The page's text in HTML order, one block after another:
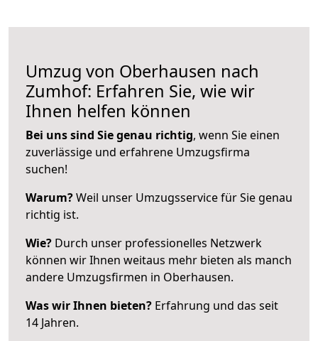
Umzug von Oberhausen nach
Zumhof: Erfahren Sie, wie wir
Ihnen helfen können
Bei uns sind Sie genau richtig, wenn Sie einen
zuverlässige und erfahrene Umzugsfirma
suchen!
Warum?Weil unser Umzugsservice für Sie genau
richtig ist.
Wie? Durch unser professionelles Netzwerk
können wir Ihnen weitaus mehr bieten als manch
andere Umzugsfirmen in Oberhausen.
Was wir Ihnen bieten? Erfahrung und das seit
14 Jahren.